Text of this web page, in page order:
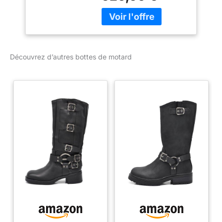
supplémentaire à
l’abrasion.
nouvelle zone flexible
avant augmente la
conception de panneau
fermeture éclair pour une
faciles et un ajustement
plus proche et plus
optimisé. Nouveau
panneau de microfibre
synthétique sur le côté
résistance accrue à
l’abrasion et une
meilleure sensation en
Nouvelle zone de flexion
avant pour améliorer
Découvrez d’autres bottes de motard